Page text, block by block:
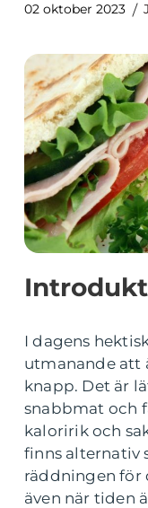
02 oktober 2023
I dagens
utmanande att
knapp. Det är
snabbmat och
kaloririk och
finns alternativ
räddningen för
även när tiden